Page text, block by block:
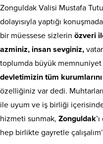
Zonguldak Valisi Mustafa
dolayısıyla yaptığı
bir müessese sizlerin özveri
azminiz, insan sevginiz,
toplumda büyük
devletimizin tüm
özelliğiniz var dedi.
ile uyum ve iş birliği içerisinde
hizmeti sunmak, Zonguldak
hep birlikte gayretle